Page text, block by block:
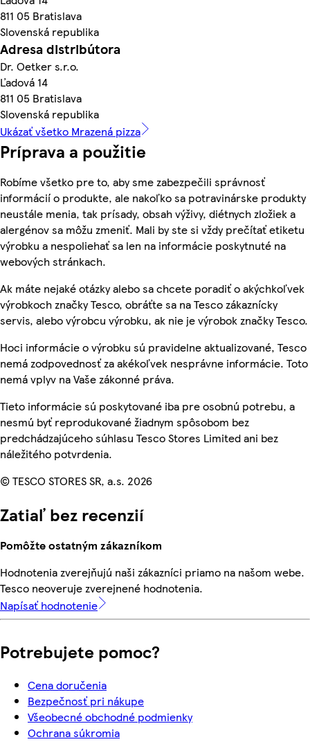
811 05 Bratislava
Slovenská republika
Adresa distribútora
Dr. Oetker s.r.o.
Ľadová 14
811 05 Bratislava
Slovenská republika
Ukázať všetko Mrazená pizza
Príprava a použitie
Robíme všetko pre to, aby sme zabezpečili správnosť
informácií o produkte, ale nakoľko sa potravinárske produkty
neustále menia, tak prísady, obsah výživy, diétnych zložiek a
alergénov sa môžu zmeniť. Mali by ste si vždy prečítať etiketu
výrobku a nespoliehať sa len na informácie poskytnuté na
webových stránkach.
Ak máte nejaké otázky alebo sa chcete poradiť o akýchkoľvek
výrobkoch značky Tesco, obráťte sa na Tesco zákaznícky
servis, alebo výrobcu výrobku, ak nie je výrobok značky Tesco.
Hoci informácie o výrobku sú pravidelne aktualizované, Tesco
nemá zodpovednosť za akékoľvek nesprávne informácie. Toto
nemá vplyv na Vaše zákonné práva.
Tieto informácie sú poskytované iba pre osobnú potrebu, a
nesmú byť reprodukované žiadnym spôsobom bez
predchádzajúceho súhlasu Tesco Stores Limited ani bez
náležitého potvrdenia.
© TESCO STORES SR, a.s. 2026
Zatiaľ bez recenzií
Pomôžte ostatným zákazníkom
Hodnotenia zverejňujú naši zákazníci priamo na našom webe.
Tesco neoveruje zverejnené hodnotenia.
Napísať hodnotenie
Potrebujete pomoc?
Cena doručenia
Bezpečnosť pri nákupe
Všeobecné obchodné podmienky
Ochrana súkromia